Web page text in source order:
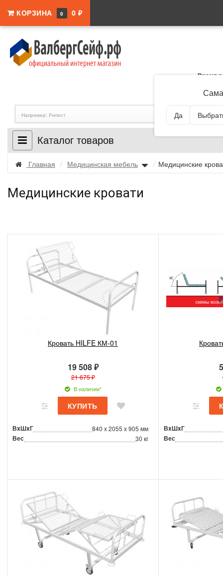
КОРЗИНА 0 0 ₽
Да
Время
Каталог товаров
Главная / Медицинская мебель / Медицинские
Медицинские кровати
Кровать HILFE КМ-01
19 508 ₽
21 675 ₽
В наличии*
ВxШxГ 840 x 2055 x 905 мм
Вес 30 кг
ВxШxГ
Вес